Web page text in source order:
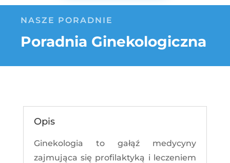
NASZE PORADNIE
Poradnia Ginekologiczna
Opis
Ginekologia to gałąź medycyny
zajmująca się profilaktyką i leczeniem